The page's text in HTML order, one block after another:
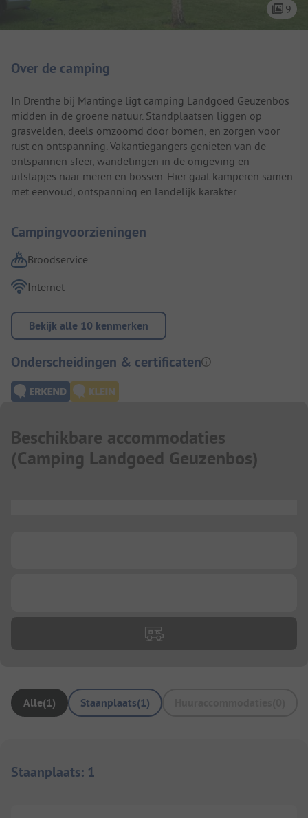
9
Over de camping
In Drenthe bij Mantinge ligt camping Landgoed Geuzenbos
midden in de groene natuur. Standplaatsen liggen op
grasvelden, deels omzoomd door bomen, en zorgen voor
rust en ontspanning. Vakantiegangers genieten van de
ontspannen sfeer, wandelingen in de omgeving en
uitstapjes naar meren en bossen. Hier gaat kamperen samen
met eenvoud, ontspanning en landelijk karakter.
Campingvoorzieningen
Broodservice
Internet
Bekijk alle 10 kenmerken
Onderscheidingen & certificaten
Beschikbare accommodaties
(Camping Landgoed Geuzenbos)
Alle(1) Staanplaats(1)
Staanplaats: 1